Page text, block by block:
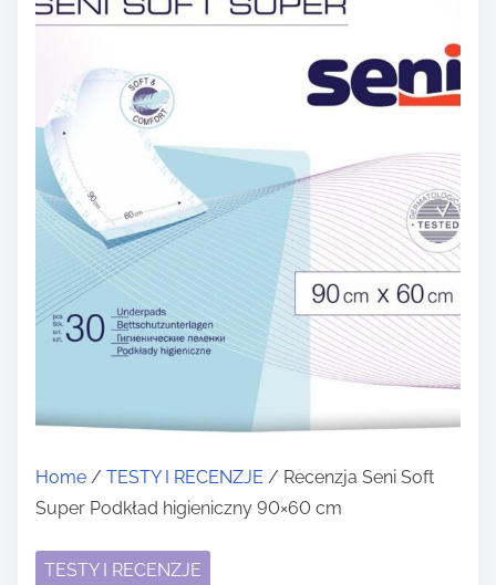
Home / TESTY I RECENZJE / Recenzja Seni Soft
Super Podkład higieniczny 90×60 cm
TESTY I RECENZJE